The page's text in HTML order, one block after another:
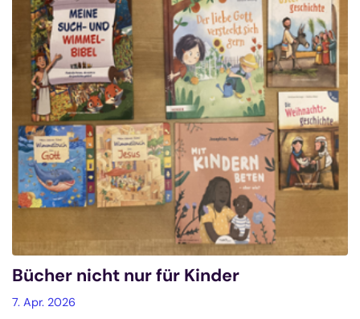
Bücher nicht nur für Kinder
7. Apr. 2026